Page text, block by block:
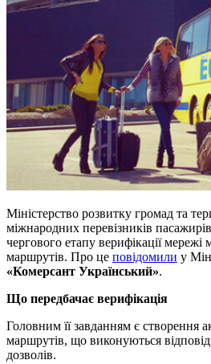
Міністерство розвитку громад та
міжнародних перевізників
чергового етапу верифікації
маршрутів. Про це повідомили у
«Комерсант Український».
Що передбачає верифікація
Головним її завданням є створення
маршрутів, що виконуються
дозволів.